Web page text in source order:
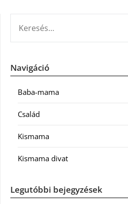
Navigáció
Baba-mama
Család
Kismama
Kismama divat
Legutóbbi bejegyzések